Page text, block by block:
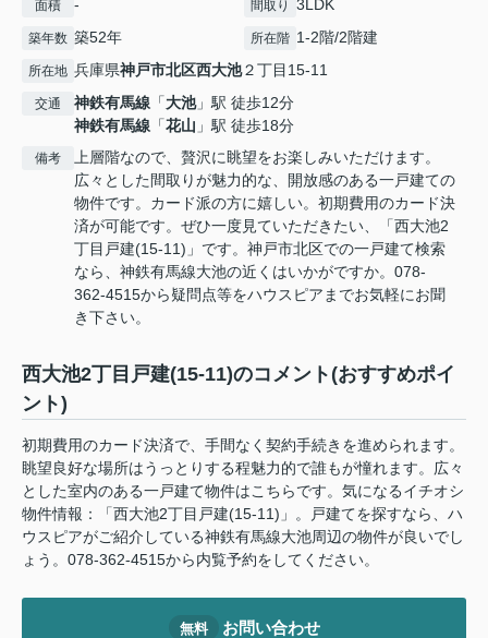
面積 - 間取り 3LDK
築年数 築52年 所在階 1-2階/2階建
所在地 兵庫県神戸市北区西大池２丁目15-11
交通 神鉄有馬線 「大池」駅 徒歩12分
神鉄有馬線 「花山 」駅 徒歩18分
備考
上層階なので、贅沢に眺望をお楽しみいただけます。
広々とした間取りが魅力的な、開放感のある一戸建ての
物件です。カード派の方に嬉しい。初期費用のカード決
済が可能です。ぜひ一度見ていただきたい、「西大池2
丁目戸建(15-11)」です。神戸市北区での一戸建て検索
なら、神鉄有馬線大池の近くはいかがですか。078-
362-4515から疑問点等をハウスピアまでお気軽にお聞
き下さい。
西大池2丁目戸建(15-11)のコメント(おすすめポイ
ント)
初期費用のカード決済で、手間なく契約手続きを進められます。
眺望良好な場所はうっとりする程魅力的で誰もが憧れます。広々
とした室内のある一戸建て物件はこちらです。気になるイチオシ
物件情報：「西大池2丁目戸建(15-11)」。戸建てを探すなら、ハ
ウスピアがご紹介している神鉄有馬線大池周辺の物件が良いでし
ょう。078-362-4515から内覧予約をしてください。
無料 お問い合わせ